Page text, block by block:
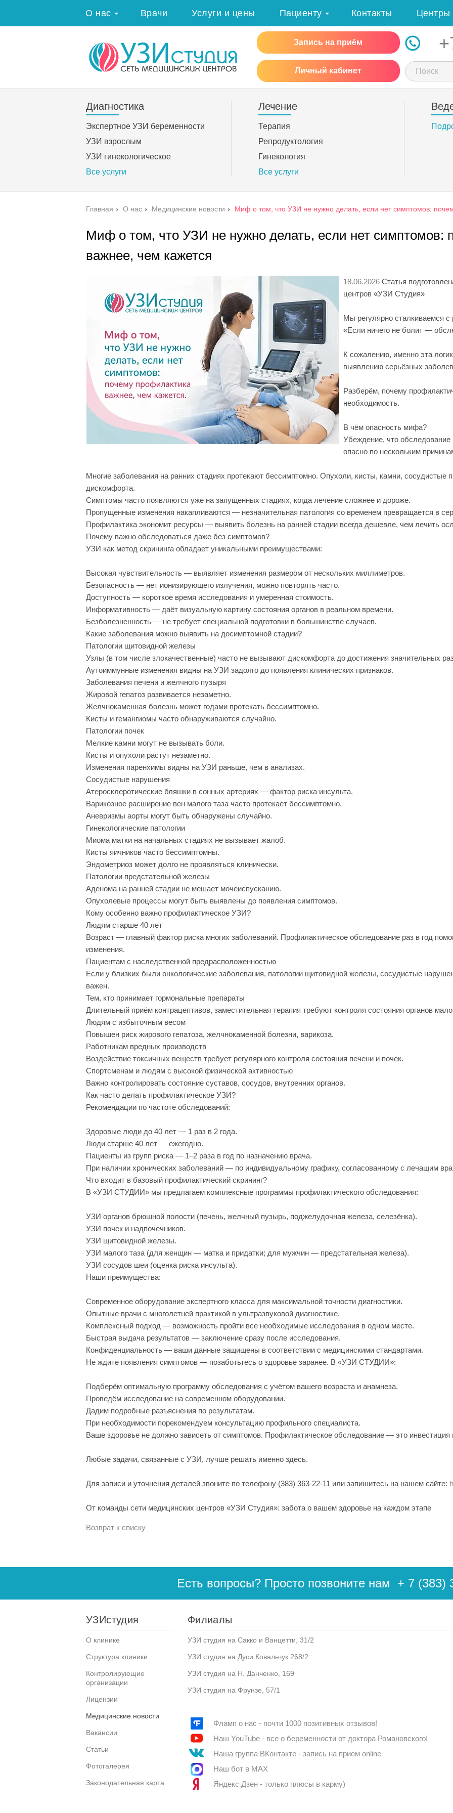
О нас Врачи Услуги и цены Пациенту Контакты Центры
Запись на приём
Личный кабинет
Диагностика
Экспертное УЗИ беременности
УЗИ взрослым
УЗИ гинекологическое
Все услуги
Лечение
Терапия
Репродуктология
Гинекология
Все услуги
Главная › О нас › Медицинские новости › Миф о том, что УЗИ не нужно делать, если нет симптомов:
Миф о том, что УЗИ не нужно делать, если нет симптомов:
важнее, чем кажется
18.06.2026 Статья
центров «УЗИ Студия»
Мы регулярно сталкиваемся
«Если ничего не болит —
К сожалению, именно эта
выявлению серьёзных
Разберём, почему
необходимость.
В чём опасность мифа?
Убеждение, что
опасно по нескольким
Многие заболевания на ранних стадиях протекают бессимптомно. Опухоли, кисты, камни, сосудистые
дискомфорта.
Симптомы часто появляются уже на запущенных стадиях, когда лечение сложнее и дороже.
Пропущенные изменения накапливаются — незначительная патология со временем превращается в
Профилактика экономит ресурсы — выявить болезнь на ранней стадии всегда дешевле, чем лечить
Почему важно обследоваться даже без симптомов?
УЗИ как метод скрининга обладает уникальными преимуществами:
Высокая чувствительность — выявляет изменения размером от нескольких миллиметров.
Безопасность — нет ионизирующего излучения, можно повторять часто.
Доступность — короткое время исследования и умеренная стоимость.
Информативность — даёт визуальную картину состояния органов в реальном времени.
Безболезненность — не требует специальной подготовки в большинстве случаев.
Какие заболевания можно выявить на досимптомной стадии?
Патологии щитовидной железы
Узлы (в том числе злокачественные) часто не вызывают дискомфорта до достижения значительных
Аутоиммунные изменения видны на УЗИ задолго до появления клинических признаков.
Заболевания печени и желчного пузыря
Жировой гепатоз развивается незаметно.
Желчнокаменная болезнь может годами протекать бессимптомно.
Кисты и гемангиомы часто обнаруживаются случайно.
Патологии почек
Мелкие камни могут не вызывать боли.
Кисты и опухоли растут незаметно.
Изменения паренхимы видны на УЗИ раньше, чем в анализах.
Сосудистые нарушения
Атеросклеротические бляшки в сонных артериях — фактор риска инсульта.
Варикозное расширение вен малого таза часто протекает бессимптомно.
Аневризмы аорты могут быть обнаружены случайно.
Гинекологические патологии
Миома матки на начальных стадиях не вызывает жалоб.
Кисты яичников часто бессимптомны.
Эндометриоз может долго не проявляться клинически.
Патологии предстательной железы
Аденома на ранней стадии не мешает мочеиспусканию.
Опухолевые процессы могут быть выявлены до появления симптомов.
Кому особенно важно профилактическое УЗИ?
Людям старше 40 лет
Возраст — главный фактор риска многих заболеваний. Профилактическое обследование раз в год
изменения.
Пациентам с наследственной предрасположенностью
Если у близких были онкологические заболевания, патологии щитовидной железы, сосудистые
важен.
Тем, кто принимает гормональные препараты
Длительный приём контрацептивов, заместительная терапия требуют контроля состояния органов
Людям с избыточным весом
Повышен риск жирового гепатоза, желчнокаменной болезни, варикоза.
Работникам вредных производств
Воздействие токсичных веществ требует регулярного контроля состояния печени и почек.
Спортсменам и людям с высокой физической активностью
Важно контролировать состояние суставов, сосудов, внутренних органов.
Как часто делать профилактическое УЗИ?
Рекомендации по частоте обследований:
Здоровые люди до 40 лет — 1 раз в 2 года.
Люди старше 40 лет — ежегодно.
Пациенты из групп риска — 1–2 раза в год по назначению врача.
При наличии хронических заболеваний — по индивидуальному графику, согласованному с лечащим
Что входит в базовый профилактический скрининг?
В «УЗИ СТУДИИ» мы предлагаем комплексные программы профилактического обследования:
УЗИ органов брюшной полости (печень, желчный пузырь, поджелудочная железа, селезёнка).
УЗИ почек и надпочечников.
УЗИ щитовидной железы.
УЗИ малого таза (для женщин — матка и придатки; для мужчин — предстательная железа).
УЗИ сосудов шеи (оценка риска инсульта).
Наши преимущества:
Современное оборудование экспертного класса для максимальной точности диагностики.
Опытные врачи с многолетней практикой в ультразвуковой диагностике.
Комплексный подход — возможность пройти все необходимые исследования в одном месте.
Быстрая выдача результатов — заключение сразу после исследования.
Конфиденциальность — ваши данные защищены в соответствии с медицинскими стандартами.
Не ждите появления симптомов — позаботьтесь о здоровье заранее. В «УЗИ СТУДИИ»:
Подберём оптимальную программу обследования с учётом вашего возраста и анамнеза.
Проведём исследование на современном оборудовании.
Дадим подробные разъяснения по результатам.
При необходимости порекомендуем консультацию профильного специалиста.
Ваше здоровье не должно зависеть от симптомов. Профилактическое обследование — это
Любые задачи, связанные с УЗИ, лучше решать именно здесь.
Для записи и уточнения деталей звоните по телефону (383) 363-22-11 или запишитесь на нашем сайте:
От команды сети медицинских центров «УЗИ Студия»: забота о вашем здоровье на каждом этапе
Возврат к списку
Есть вопросы? Просто позвоните нам + 7 (383)
УЗИстудия
О клинике
Структура клиники
Контролирующие
организации
Лицензии
Медицинские новости
Вакансии
Статьи
Фотогалерея
Законодательная карта
Филиалы
УЗИ студия на Сакко и Ванцетти, 31/2
УЗИ студия на Дуси Ковальчук 268/2
УЗИ студия на Н. Данченко, 169
УЗИ студия на Фрунзе, 57/1
Фламп о нас - почти 1000 позитивных отзывов!
Наш YouTube - все о беременности от доктора Романовского!
Наша группа ВКонтакте - запись на прием online
Наш бот в MAX
Яндекс Дзен - только плюсы в карму)